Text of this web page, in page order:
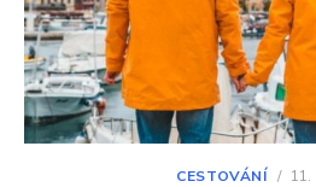
CESTOVÁNÍ / 11.